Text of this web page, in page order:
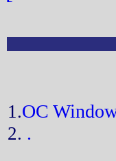
1.OC
2. .